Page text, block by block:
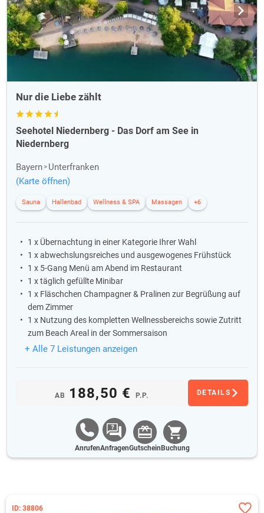
Gastgeber entführen zu einer Sinnesreise mit edlen Tropfen und
kulinarischen Genüssen. Die exklusiven Hotels legen besonderen Wert
auf das leibliche Wohl der Gäste und werden nach allen Kräften den
Gaumen verwöhnen und umschmeicheln.
Mit 1 500 m² Fläche und 350.000 Flaschen besitzt dasHôtel de Paris
in Monaco den wohl größten Hotelweinregale in deren Kellern der
Welt. DasRestaurant La Pergola
65.000 Flaschen liegen im Weinkeller, 3.500 Positionen listet die
Weinkarte.
Unter Deutschlands bekanntester Strandhütte, der „Sansibar“, lagern
30 000 Flaschen Wein. Der Weinkarte der „Sansibar“ nach, stehen
Coburgim Zentrum von Wien ist ein guter Grund, spontan den
nächsten Kurzurlaub zu buchen. Zu der Luxus-Hotelresidenz gehören
lagern.
Nur die Liebe zählt
Seehotel Niedernberg - Das Dorf am See in
Niedernberg
Bayern
Unterfranken
(Karte öffnen)
Sauna Hallenbad Wellness & SPA Massagen +6
1 x Übernachtung in einer Kategorie Ihrer Wahl
1 x abwechslungsreiches und ausgewogenes Frühstück
1 x 5-Gang Menü am Abend im Restaurant
1 x täglich gefüllte Minibar
1 x Fläschchen Champagner & Pralinen zur Begrüßung auf
dem Zimmer
1 x Nutzung des kompletten Wellnessbereichs sowie Zutritt
zum Beach Areal in der Sommersaison
+ Alle 7 Leistungen anzeigen
AB 188,50 € P.P. DETAILS
AnrufenAnfragenGutschein Buchung
ID: 38806